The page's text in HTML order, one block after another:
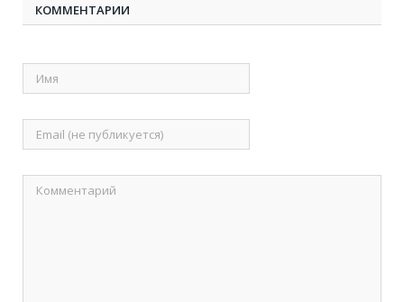
КОММЕНТАРИИ